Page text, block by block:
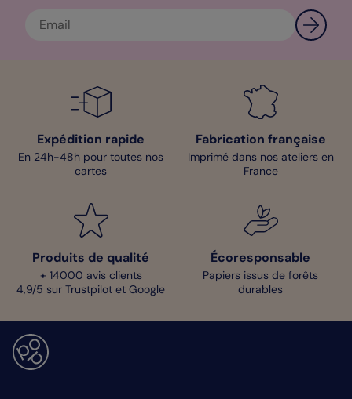
Expédition rapide
En 24h-48h pour toutes nos
cartes
Fabrication française
Imprimé dans nos ateliers en
France
Produits de qualité
+ 14000 avis clients
4,9/5 sur Trustpilot et Google
Écoresponsable
Papiers issus de forêts
durables